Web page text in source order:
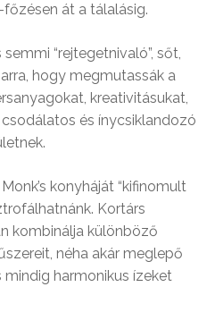
át a tálalásig.
“rejtegetnivaló”, sőt,
hogy megmutassák a
kreativitásukat,
és ínycsiklandozó
konyháját “kifinomult
Kortárs
kombinálja különböző
néha akár meglepő
harmonikus ízeket